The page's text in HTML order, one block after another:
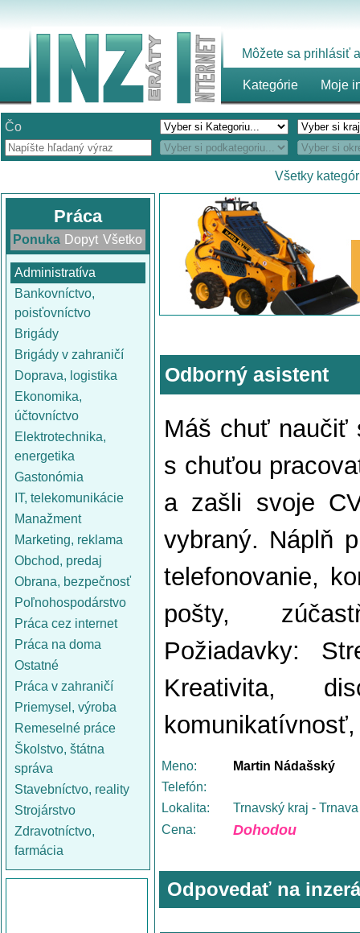
Môžete sa prihlásiť
Kategórie Moje
Čo
Všetky
Práca
Ponuka Dopyt Všetko
Administratíva
Bankovníctvo,
poisťovníctvo
Brigády
Brigády v zahraničí
Doprava, logistika
Ekonomika,
účtovníctvo
Elektrotechnika,
energetika
Gastonómia
IT, telekomunikácie
Manažment
Marketing, reklama
Obchod, predaj
Obrana, bezpečnosť
Poľnohospodárstvo
Práca cez internet
Práca na doma
Ostatné
Práca v zahraničí
Priemysel, výroba
Remeselné práce
Školstvo, štátna
správa
Stavebníctvo, reality
Strojárstvo
Zdravotníctvo,
farmácia
Odborný asistent
Máš chuť naučiť
s chuťou
a zašli svoje
vybraný. Náplň
telefonovanie,
pošty,
Požiadavky:
Kreativita,
Meno:
Martin Nádašský
Telefón:
Lokalita:
Trnavský kraj - Trnava
Cena:
Dohodou
Odpovedať na